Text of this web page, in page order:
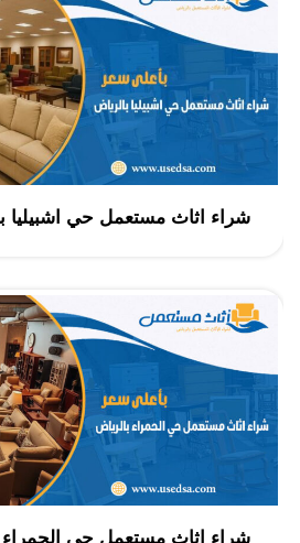
شراء اثاث مستعمل حي اشبيليا
شراء اثاث مستعمل حي الحمراء